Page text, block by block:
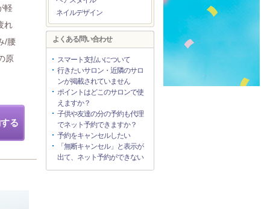
軽
れ
/腰
原
る
ネイルデザイン
よくある問い合わせ
スマート支払いについて
行きたいサロン・近隣のサロ
ンが掲載されていません
ポイントはどこのサロンで使
えますか？
子供や友達の分の予約も代理
でネット予約できますか？
予約をキャンセルしたい
「無断キャンセル」と表示が
出て、ネット予約ができない